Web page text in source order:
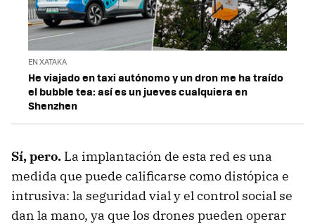
EN XATAKA
He viajado en taxi autónomo y un dron me ha traído
el bubble tea: así es un jueves cualquiera en
Shenzhen
Sí, pero. La implantación de esta red es una
medida que puede calificarse como distópica e
intrusiva: la seguridad vial y el control social se
dan la mano, ya que los drones pueden operar